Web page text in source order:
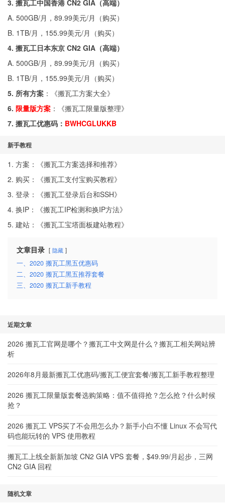
3. 搬瓦工中国香港 CN2 GIA（高端）
A. 500GB/月，89.99美元/月（购买）
B. 1TB/月，155.99美元/月（购买）
4. 搬瓦工日本东京 CN2 GIA（高端）
A. 500GB/月，89.99美元/月（购买）
B. 1TB/月，155.99美元/月（购买）
5. 所有方案 ：《搬瓦工方案大全》
6. 限量版方案 ：《搬瓦工限量版整理》
7. 搬瓦工优惠码： BWHCGLUKKB
新手教程
1. 方案：《搬瓦工方案选择和推荐》
2. 购买：《搬瓦工支付宝购买教程》
3. 登录：《搬瓦工登录后台和SSH》
4. 换IP：《搬瓦工IP检测和换IP方法》
5. 建站：《搬瓦工宝塔面板建站教程》
文章目录 隐藏
一、2020 搬瓦工黑五优惠码
二、2020 搬瓦工黑五推荐套餐
三、2020 搬瓦工新手教程
近期文章
2026 搬瓦工官网是哪个？搬瓦工中文网是什么？搬瓦工相关网站辨
析
2026年8月最新搬瓦工优惠码/搬瓦工便宜套餐/搬瓦工新手教程整理
2026 搬瓦工限量版套餐选购策略：值不值得抢？怎么抢？什么时候
抢？
2026 搬瓦工 VPS买了不会用怎么办？新手小白不懂 Linux 不会写代
码也能玩转的 VPS 使用教程
搬瓦工上线全新新加坡 CN2 GIA VPS 套餐，$49.99/月起步，三网
CN2 GIA 回程
随机文章